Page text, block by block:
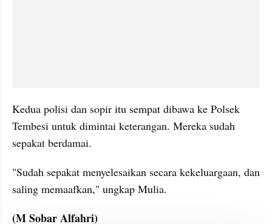
Kedua polisi dan sopir itu sempat dibawa ke Polsek
Tembesi untuk dimintai keterangan. Mereka sudah
sepakat berdamai.
"Sudah sepakat menyelesaikan secara kekeluargaan, dan
saling memaafkan," ungkap Mulia.
(M Sobar Alfahri)